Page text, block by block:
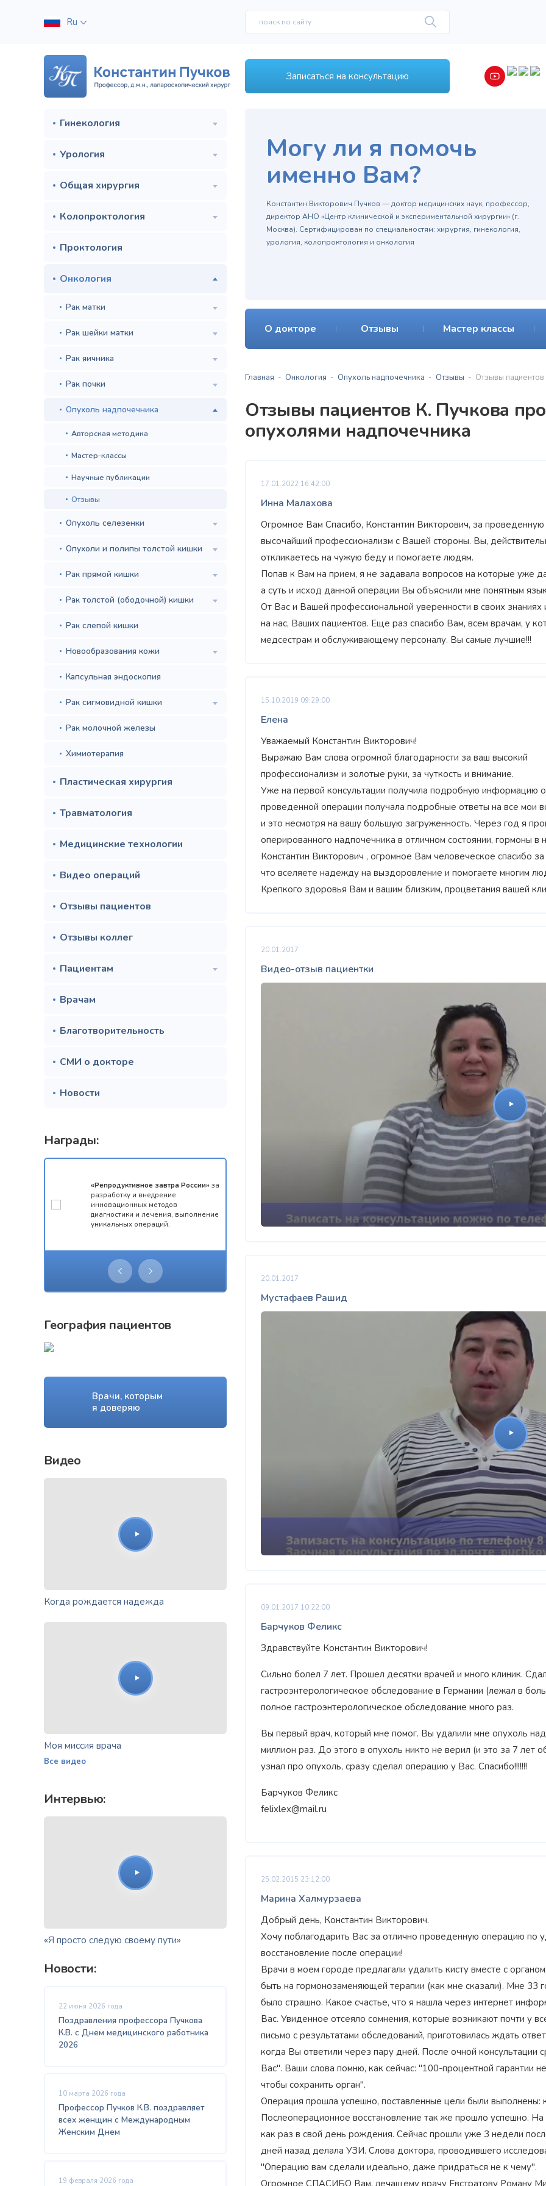
Ru
Записаться на консультацию
Гинекология
Урология
Общая хирургия
Колопроктология
Проктология
Онкология
Рак матки
Рак шейки матки
Рак яичника
Рак почки
Опухоль надпочечника
Авторская методика
Мастер-классы
Научные публикации
Отзывы
Опухоль селезенки
Опухоли и полипы толстой кишки
Рак прямой кишки
Рак толстой (ободочной) кишки
Рак слепой кишки
Новообразования кожи
Капсульная эндоскопия
Рак сигмовидной кишки
Рак молочной железы
Химиотерапия
Пластическая хирургия
Травматология
Медицинские технологии
Видео операций
Отзывы пациентов
Отзывы коллег
Пациентам
Врачам
Благотворительность
СМИ о докторе
Новости
Награды:
«Репродуктивное завтра России» за
разработку и внедрение
инновационных методов
диагностики и лечения, выполнение
уникальных операций.
«Честь и Слава Великой
России»за заслуги перед
Отечеством
Награжден почетным
«Золотой
России
География пациентов
Врачи, которым
я доверяю
Видео
Когда рождается надежда
Моя миссия врача
Все видео
Интервью:
«Я просто следую своему пути»
Новости:
22 июня 2026 года
Поздравления профессора Пучкова
К.В. с Днем медицинского работника
2026
10 марта 2026 года
Профессор Пучков К.В. поздравляет
всех женщин с Международным
Женским Днем
19 февраля 2026 года
Могу ли я помочь
именно Вам?
Константин Викторович Пучков — доктор медицинских наук, профессор,
директор АНО «Центр клинической и экспериментальной хирургии» (г.
Москва). Сертифицирован по специальностям: хирургия, гинекология,
урология, колопроктология и онкология
О докторе Отзывы Мастер классы
Главная Онкология Опухоль надпочечника Отзывы Отзывы пациентов
Отзывы пациентов К. Пучкова
опухолями надпочечника
17.01.2022 16:42:00
Инна Малахова
Огромное Вам Спасибо, Константин Викторович, за
высочайший профессионализм с Вашей стороны. Вы,
откликаетесь на чужую беду и помогаете людям.
Попав к Вам на прием, я не задавала вопросов на которые уже
а суть и исход данной операции Вы объяснили мне понятным
От Вас и Вашей профессиональной уверенности в своих
на нас, Ваших пациентов. Еще раз спасибо Вам, всем врачам, у
медсестрам и обслуживающему персоналу. Вы самые лучшие!!!
15.10.2019 09:29:00
Елена
Уважаемый Константин Викторович!
Выражаю Вам слова огромной благодарности за ваш высокий
профессионализм и золотые руки, за чуткость и внимание.
Уже на первой консультации получила подробную информацию
проведенной операции получала подробные ответы на все мои
и это несмотря на вашу большую загруженность. Через год я
оперированного надпочечника в отличном состоянии, гормоны в
Константин Викторович , огромное Вам человеческое спасибо за
что вселяете надежду на выздоровление и помогаете многим
Крепкого здоровья Вам и вашим близким, процветания вашей
20.01.2017
Видео-отзыв пациентки
20.01.2017
Мустафаев Рашид
09.01.2017 10:22:00
Барчуков Феликс
Здравствуйте Константин Викторович!
Сильно болел 7 лет. Прошел десятки врачей и много клиник.
гастроэнтерологическое обследование в Германии (лежал в
полное гастроэнтерологическое обследование много раз.
Вы первый врач, который мне помог. Вы удалили мне опухоль
миллион раз. До этого в опухоль никто не верил (и это за 7 лет
узнал про опухоль, сразу сделал операцию у Вас. Спасибо!!!!!!!
Барчуков Феликс
felixlex@mail.ru
25.02.2015 23:12:00
Марина Халмурзаева
Добрый день, Константин Викторович.
Хочу поблагодарить Вас за отлично проведенную операцию по
восстановление после операции!
Врачи в моем городе предлагали удалить кисту вместе с
быть на гормонозаменяющей терапии (как мне сказали). Мне 33
было страшно. Какое счастье, что я нашла через интернет
Вас. Увиденное отсеяло сомнения, которые возникают почти у
письмо с результатами обследований, приготовилась ждать
когда Вы ответили через пару дней. После очной консультации
Вас". Ваши слова помню, как сейчас: "100-процентной гарантии
чтобы сохранить орган".
Операция прошла успешно, поставленные цели были выполнены:
Послеоперационное восстановление так же прошло успешно.
как раз в свой день рождения. Сейчас прошли уже 3 недели
дней назад делала УЗИ. Слова доктора, проводившего
"Операцию вам сделали идеально, даже придраться не к чему".
Огромное СПАСИБО Вам, лечащему врачу Евстратову Роману